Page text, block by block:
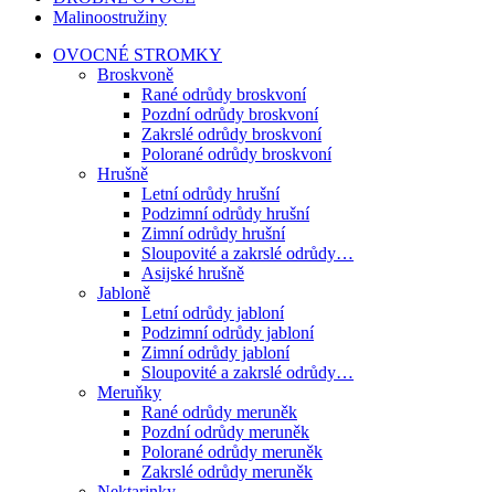
Malinoostružiny
OVOCNÉ STROMKY
Broskvoně
Rané odrůdy broskvoní
Pozdní odrůdy broskvoní
Zakrslé odrůdy broskvoní
Polorané odrůdy broskvoní
Hrušně
Letní odrůdy hrušní
Podzimní odrůdy hrušní
Zimní odrůdy hrušní
Sloupovité a zakrslé odrůdy…
Asijské hrušně
Jabloně
Letní odrůdy jabloní
Podzimní odrůdy jabloní
Zimní odrůdy jabloní
Sloupovité a zakrslé odrůdy…
Meruňky
Rané odrůdy meruněk
Pozdní odrůdy meruněk
Polorané odrůdy meruněk
Zakrslé odrůdy meruněk